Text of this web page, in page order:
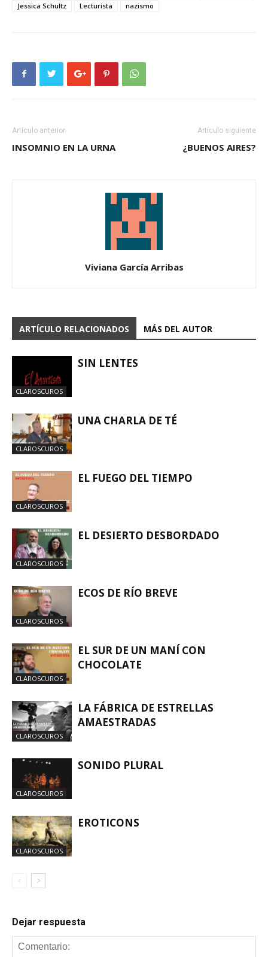
Jessica Schultz
Lecturista nazismo
Artículo anterior
INSOMNIO EN LA URNA
Artículo siguiente
¿BUENOS AIRES?
Viviana García Arribas
ARTÍCULO RELACIONADOS MÁS DEL AUTOR
CLAROSCUROS
SIN LENTES
CLAROSCUROS
UNA CHARLA DE TÉ
CLAROSCUROS
EL FUEGO DEL TIEMPO
CLAROSCUROS
EL DESIERTO DESBORDADO
CLAROSCUROS
ECOS DE RÍO BREVE
CLAROSCUROS
EL SUR DE UN MANÍ CON
CHOCOLATE
CLAROSCUROS
LA FÁBRICA DE ESTRELLAS
AMAESTRADAS
CLAROSCUROS
SONIDO PLURAL
CLAROSCUROS
EROTICONS
Dejar respuesta